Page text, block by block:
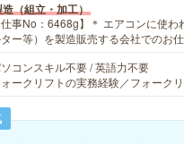
造（組立・加工）
仕事No：6468g】＊ エアコンに使わ
ー等）を製造販売する会社でのお
コンスキル不要 / 英語力不要
ークリフトの実務経験／フォーク